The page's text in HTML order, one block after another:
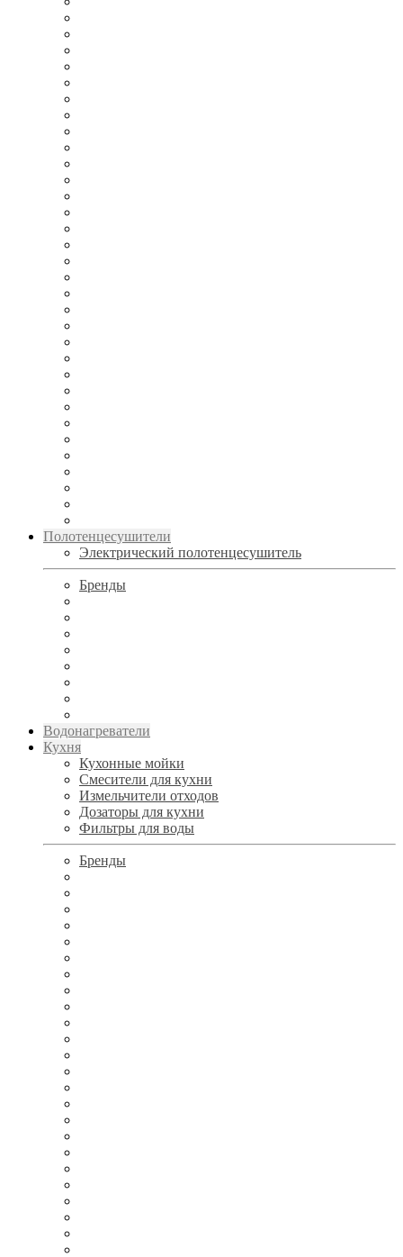
Полотенцесушители
Электрический полотенцесушитель
Бренды
Водонагреватели
Кухня
Кухонные мойки
Смесители для кухни
Измельчители отходов
Дозаторы для кухни
Фильтры для воды
Бренды